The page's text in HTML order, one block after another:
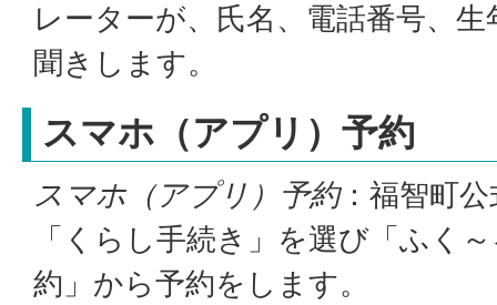
レーターが、氏名、電話番号、
聞きします。
スマホ（アプリ）予約
スマホ（アプリ）予約：福智町
「くらし手続き」を選び「ふく
約」から予約をします。